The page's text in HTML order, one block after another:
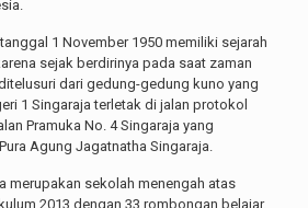
1 November 1950 memiliki sejarah
sejak berdirinya pada saat zaman
dari gedung-gedung kuno yang
1 Singaraja terletak di jalan protokol
Pramuka No. 4 Singaraja yang
Agung Jagatnatha Singaraja.
merupakan sekolah menengah atas
2013 dengan 33 rombongan belajar.